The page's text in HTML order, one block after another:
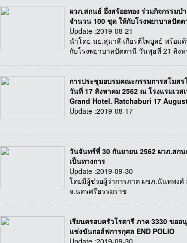
ผวภ.สกนธ์ อึ่งสร้อยทอง ร่วมกิจกรรม
จำนวน 100 ชุด ให้กับโรงพยาบาลปัต
Update :2019-08-21
นำโดย นย.สุมาลี เกียรติไพบูลย์ พร้อม
กับโรงพยาบาลปัตตานี วันพุธที่ 21 สิง
การประชุมอบรมคณะกรรมการสโมส
วันที่ 17 สิงหาคม 2562 ณ โรงแรมเว
Grand Hotel. Ratchaburi 17
Update :2019-08-17
วันจันทร์ที่ 30 กันยายน 2562 ผวภ.สกน
เป็นทางการ
Update :2019-09-30
โดยมีผู้ช่วยผู้ว่าการภาค ผชภ.นันทพงศ์
จ.นครศรีธรรมราช
เรียนครอบครัวโรตารี ภาค 3330 ขอ
แข่งขันกอล์ฟการกุศล END POLIO